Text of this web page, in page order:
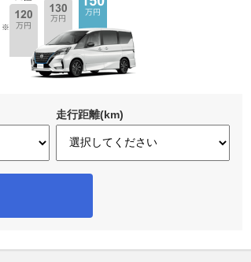
※
走行距離(km)